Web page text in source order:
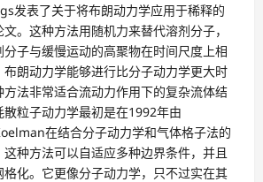
发表了关于将布朗动力学应用于稀释的
。这种方法用随机力来替代溶剂分子，
子与缓慢运动的高聚物在时间尺度上相
朗动力学能够进行比分子动力学更大时
法非常适合流动力作用下的复杂流体结
粒子动力学最初是在1992年由
在结合分子动力学和气体格子法的
种方法可以自适应多种边界条件，并且
化。它更像分子动力学，只不过实在其